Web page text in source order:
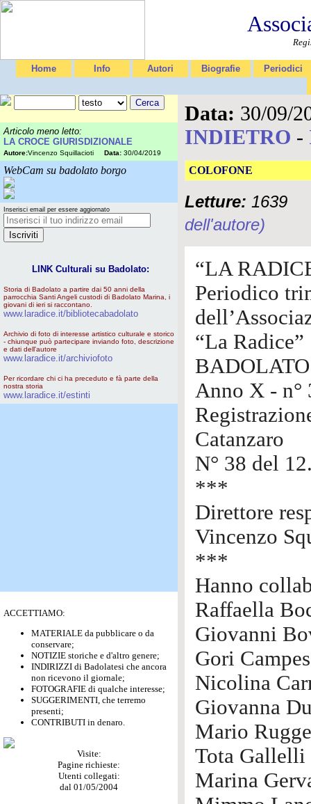
Home Info Autori Biografie Periodici
Articolo meno letto:
LA CROCE GIURISDIZIONALE
Autore:Vincenzo Squillacioti Data: 30/04/2019
WebCam su badolato borgo
Inserisci email per essere aggiornato
LINK Culturali su Badolato:
Storia di Badolato a partire dai 50 anni della
parrocchia Santi Angeli custodi di Badolato Marina, i
giovani di ieri si raccontano.
www.laradice.it/bibliotecabadolato
Archivio di foto di interesse artistico culturale e storico
- chiunque può partecipare inviando foto, descrizione
e dati dell'autore
www.laradice.it/archiviofoto
Per ricordare chi ci ha preceduto e fà parte della
nostra storia
www.laradice.it/estinti
ACCETTIAMO:
MATERIALE da pubblicare o da
conservare;
NOTIZIE storiche e d'altro genere;
INDIRIZZI di Badolatesi che ancora
non ricevono il giornale;
FOTOGRAFIE di qualche interesse;
SUGGERIMENTI, che terremo
presenti;
CONTRIBUTI in denaro.
Visite:
Pagine richieste:
Utenti collegati:
dal 01/05/2004
Data: 30/09/
INDIETRO -
COLOFONE
Letture: 1639
dell'autore)
“LA
Periodico
“La Radice”
BADOLATO
Anno X - n°
Catanzaro
N° 38 del
***
Direttore
Vincenzo
***
Hanno
Raffaella
Giovanni
Gori
Nicolina
Giovanna
Mario
Tota Gallelli
Marina